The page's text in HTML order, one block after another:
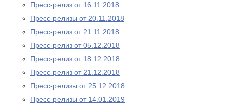
Пресс-релиз от 16.11.2018
Пресс-релизы от 20.11.2018
Пресс-релиз от 21.11.2018
Пресс-релиз от 05.12.2018
Пресс-релиз от 18.12.2018
Пресс-релиз от 21.12.2018
Пресс-релизы от 25.12.2018
Пресс-релизы от 14.01.2019